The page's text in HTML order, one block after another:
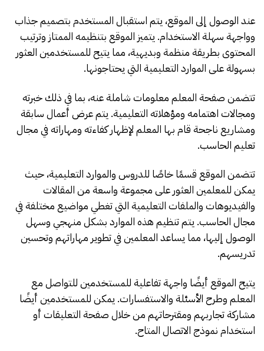
عند الوصول إلى الموقع، يتم استقبال المستخدم بتصميم جذاب
وواجهة سهلة الاستخدام. يتميز الموقع بتنظيمه الممتاز وترتيب
المحتوى بطريقة منظمة وبديهية، مما يتيح للمستخدمين العثور
بسهولة على الموارد التعليمية التي يحتاجونها.
تتضمن صفحة المعلم معلومات شاملة عنه، بما في ذلك خبرته
ومجالات اهتمامه ومؤهلاته التعليمية. يتم عرض أعمال سابقة
ومشاريع ناجحة قام بها المعلم لإظهار كفاءته ومهاراته في مجال
تعليم الحاسب.
تتضمن الموقع قسمًا خاصًا للدروس والموارد التعليمية، حيث
يمكن للمعلمين العثور على مجموعة واسعة من المقالات
والفيديوهات والملفات التعليمية التي تغطي مواضيع مختلفة في
مجال الحاسب. يتم تنظيم هذه الموارد بشكل منهجي وسهل
الوصول إليها، مما يساعد المعلمين في تطوير مهاراتهم وتحسين
تدريسهم.
يتيح الموقع أيضًا واجهة تفاعلية للمستخدمين للتواصل مع
المعلم وطرح الأسئلة والاستفسارات. يمكن للمستخدمين أيضًا
مشاركة تجاربهم ومقترحاتهم من خلال صفحة التعليقات أو
استخدام نموذج الاتصال المتاح.